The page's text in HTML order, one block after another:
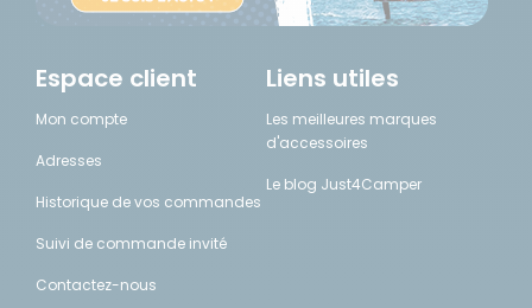
Espace client
Mon compte
Adresses
Historique de vos commandes
Suivi de commande invité
Contactez-nous
Liens utiles
Les meilleures marques
d'accessoires
Le blog Just4Camper